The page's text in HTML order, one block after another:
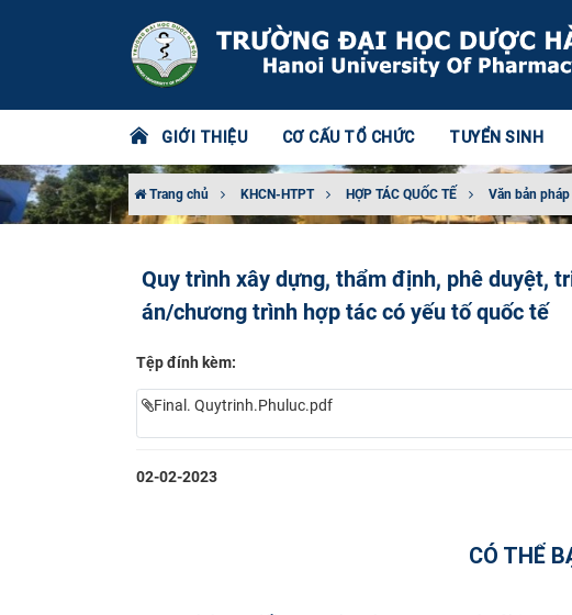
GIỚI THIỆU CƠ CẤU TỔ CHỨC TUYỂN SINH
Trang chủ KHCN-HTPT HỢP TÁC QUỐC TẾ Văn bản
Quy trình xây dựng, thẩm định, phê duyệt,
án/chương trình hợp tác có yếu tố quốc tế
Tệp đính kèm:
Final. Quytrinh.Phuluc.pdf
02-02-2023
CÓ THỂ